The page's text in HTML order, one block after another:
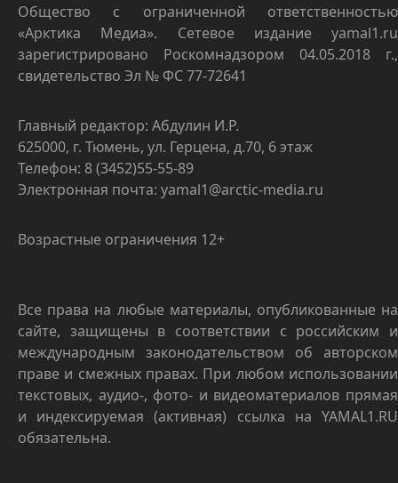
Общество с ограниченной ответственностью
«Арктика Медиа». Сетевое издание yamal1.ru
зарегистрировано Роскомнадзором 04.05.2018 г.,
свидетельство Эл № ФС 77-72641
Главный редактор: Абдулин И.Р.
625000, г. Тюмень, ул. Герцена, д.70, 6 этаж
Телефон: 8 (3452)55-55-89
Электронная почта: yamal1@arctic-media.ru
Возрастные ограничения 12+
Все права на любые материалы, опубликованные на
сайте, защищены в соответствии с российским и
международным законодательством об авторском
праве и смежных правах. При любом использовании
текстовых, аудио-, фото- и видеоматериалов прямая
и индексируемая (активная) ссылка на YAMAL1.RU
обязательна.